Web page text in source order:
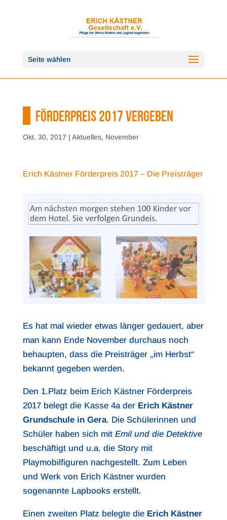
Seite wählen
FÖRDERPREIS 2017 VERGEBEN
Okt. 30, 2017 | Aktuelles, November
Erich Kästner Förderpreis 2017 – Die Preisträger
Es hat mal wieder etwas länger gedauert, aber
man kann Ende November durchaus noch
behaupten, dass die Preisträger „im Herbst“
bekannt gegeben werden.
Den 1.Platz beim Erich Kästner Förderpreis
2017 belegt die Kasse 4a der Erich Kästner
Grundschule in Gera. Die Schülerinnen und
Schüler haben sich mit Emil und die Detektive
beschäftigt und u.a. die Story mit
Playmobilfiguren nachgestellt. Zum Leben
und Werk von Erich Kästner wurden
sogenannte Lapbooks erstellt.
Einen zweiten Platz belegte die Erich Kästner